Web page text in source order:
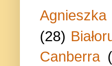
Agnieszka
(28)
Canberra